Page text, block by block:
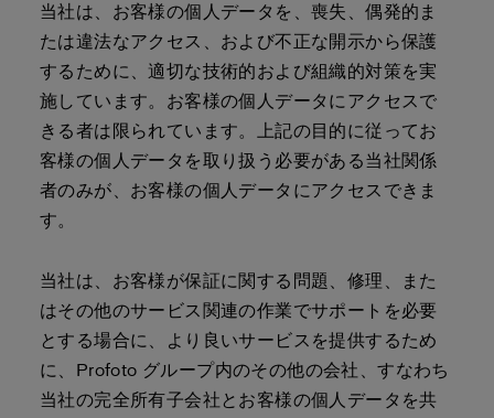
当社は、お客様の個人データを、喪失、偶発的ま
たは違法なアクセス、および不正な開示から保護
するために、適切な技術的および組織的対策を実
施しています。お客様の個人データにアクセスで
きる者は限られています。上記の目的に従ってお
客様の個人データを取り扱う必要がある当社関係
者のみが、お客様の個人データにアクセスできま
す。
当社は、お客様が保証に関する問題、修理、また
はその他のサービス関連の作業でサポートを必要
とする場合に、より良いサービスを提供するため
に、Profoto グループ内のその他の会社、すなわち
当社の完全所有子会社とお客様の個人データを共